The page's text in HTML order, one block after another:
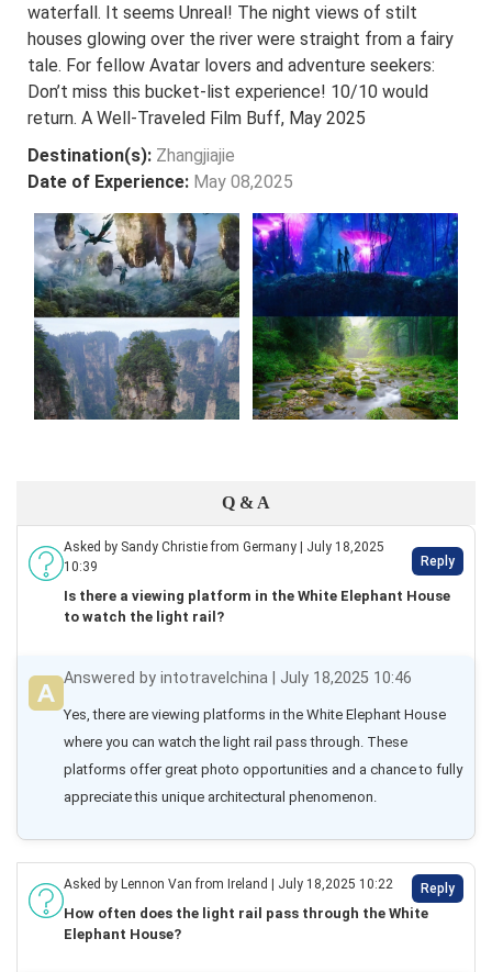
waterfall. It seems Unreal! The night views of stilt
houses glowing over the river were straight from a fairy
tale. For fellow Avatar lovers and adventure seekers:
Don’t miss this bucket-list experience! 10/10 would
return. A Well-Traveled Film Buff, May 2025
Destination(s): Zhangjiajie
Date of Experience: May 08,2025
Q & A
Asked by Sandy Christie from Germany | July 18,2025
10:39
Reply
Is there a viewing platform in the White Elephant House
to watch the light rail?
Answered by intotravelchina | July 18,2025 10:46
Yes, there are viewing platforms in the White Elephant House
where you can watch the light rail pass through. These
platforms offer great photo opportunities and a chance to fully
appreciate this unique architectural phenomenon.
Asked by Lennon Van from Ireland | July 18,2025 10:22 Reply
How often does the light rail pass through the White
Elephant House?